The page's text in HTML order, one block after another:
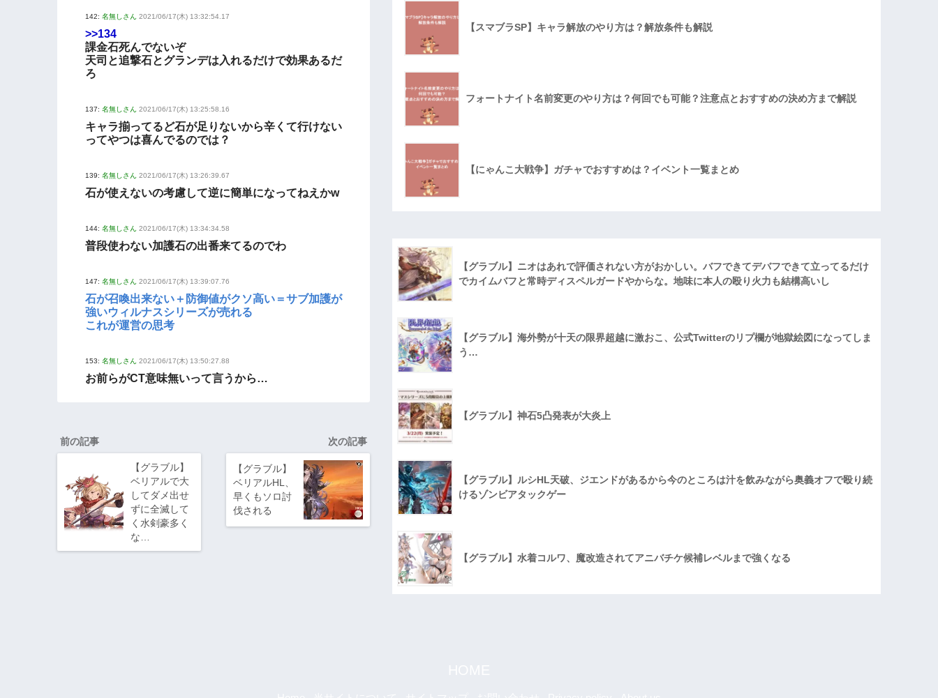
142: 名無しさん 2021/06/17(木) 13:32:54.17
>>134
課金石死んでないぞ
天司と追撃石とグランデは入れるだけで効果あるだ
ろ
137: 名無しさん 2021/06/17(木) 13:25:58.16
キャラ揃ってるど石が足りないから辛くて行けない
ってやつは喜んでるのでは？
139: 名無しさん 2021/06/17(木) 13:26:39.67
石が使えないの考慮して逆に簡単になってねえかw
144: 名無しさん 2021/06/17(木) 13:34:34.58
普段使わない加護石の出番来てるのでわ
147: 名無しさん 2021/06/17(木) 13:39:07.76
石が召喚出来ない＋防御値がクソ高い＝サブ加護が
強いウィルナスシリーズが売れる
これが運営の思考
153: 名無しさん 2021/06/17(木) 13:50:27.88
お前らがCT意味無いって言うから…
前の記事
【グラブル】
ベリアルで大
してダメ出せ
ずに全滅して
く水剣豪多く
な…
次の記事
【グラブル】
ベリアルHL、
早くもソロ討
伐される
【スマブラSP】キャラ解放のやり方は？解放条件も解説
フォートナイト名前変更のやり方は？何回でも可能？注意点とおすすめの決め方まで解説
【にゃんこ大戦争】ガチャでおすすめは？イベント一覧まとめ
【グラブル】ニオはあれで評価されない方がおかしい。バフできてデバフできて立ってるだけ
でカイムバフと常時ディスペルガードやからな。地味に本人の殴り火力も結構高いし
【グラブル】海外勢が十天の限界超越に激おこ、公式Twitterのリプ欄が地獄絵図になってしま
う…
【グラブル】神石5凸発表が大炎上
【グラブル】ルシHL天破、ジエンドがあるから今のところは汁を飲みながら奥義オフで殴り続
けるゾンビアタックゲー
【グラブル】水着コルワ、魔改造されてアニバチケ候補レベルまで強くなる